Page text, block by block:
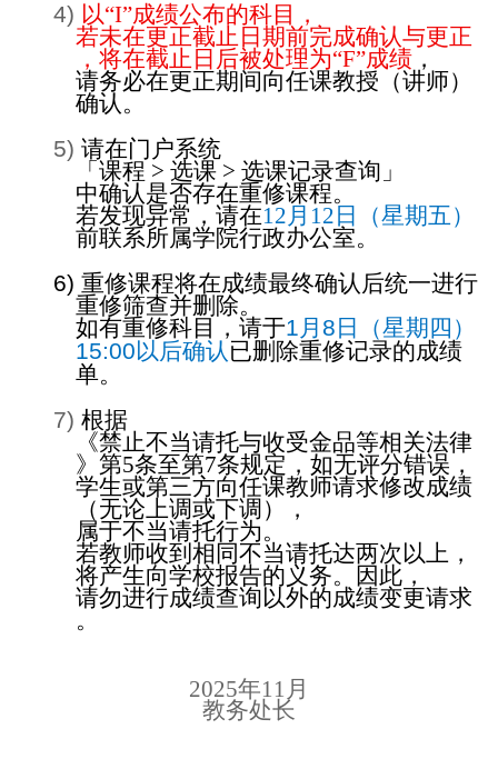
4) 以“I”成绩公布的科目，
若未在更正截止日期前完成确认与更正
， 将在截止日后被处理为“F”成绩 ，
请务必在更正期间向任课教授（讲师）
确认。
5) 请在门户系统
「 课程 > 选课 > 选课记录查询 」
中确认是否存在重修课程。
若发现异常， 请在12月 12 日（星期五）
前联系所属学院行政办公室。
6) 重修课程将在成绩最终确认后统一进行
重修筛查并删 除。
如有重修科目， 请于1月 8 日（星期四）
15:00以后确认已删 除重修记录的成绩
单。
7) 根据
《禁止不当请托与收受金品等相关法律
》第5条至第7条规定， 如无评分错误 ，
学生或第三方向任课教师请求修改成绩
（无论上调或下调 ），
属于不当请托行为。
若教师收到相同不当请托达两次以上，
将产生向学校报告的 义务。
因此，
请勿进行成绩查询以外的成绩变更请求
。
2025年11 月
教务处长